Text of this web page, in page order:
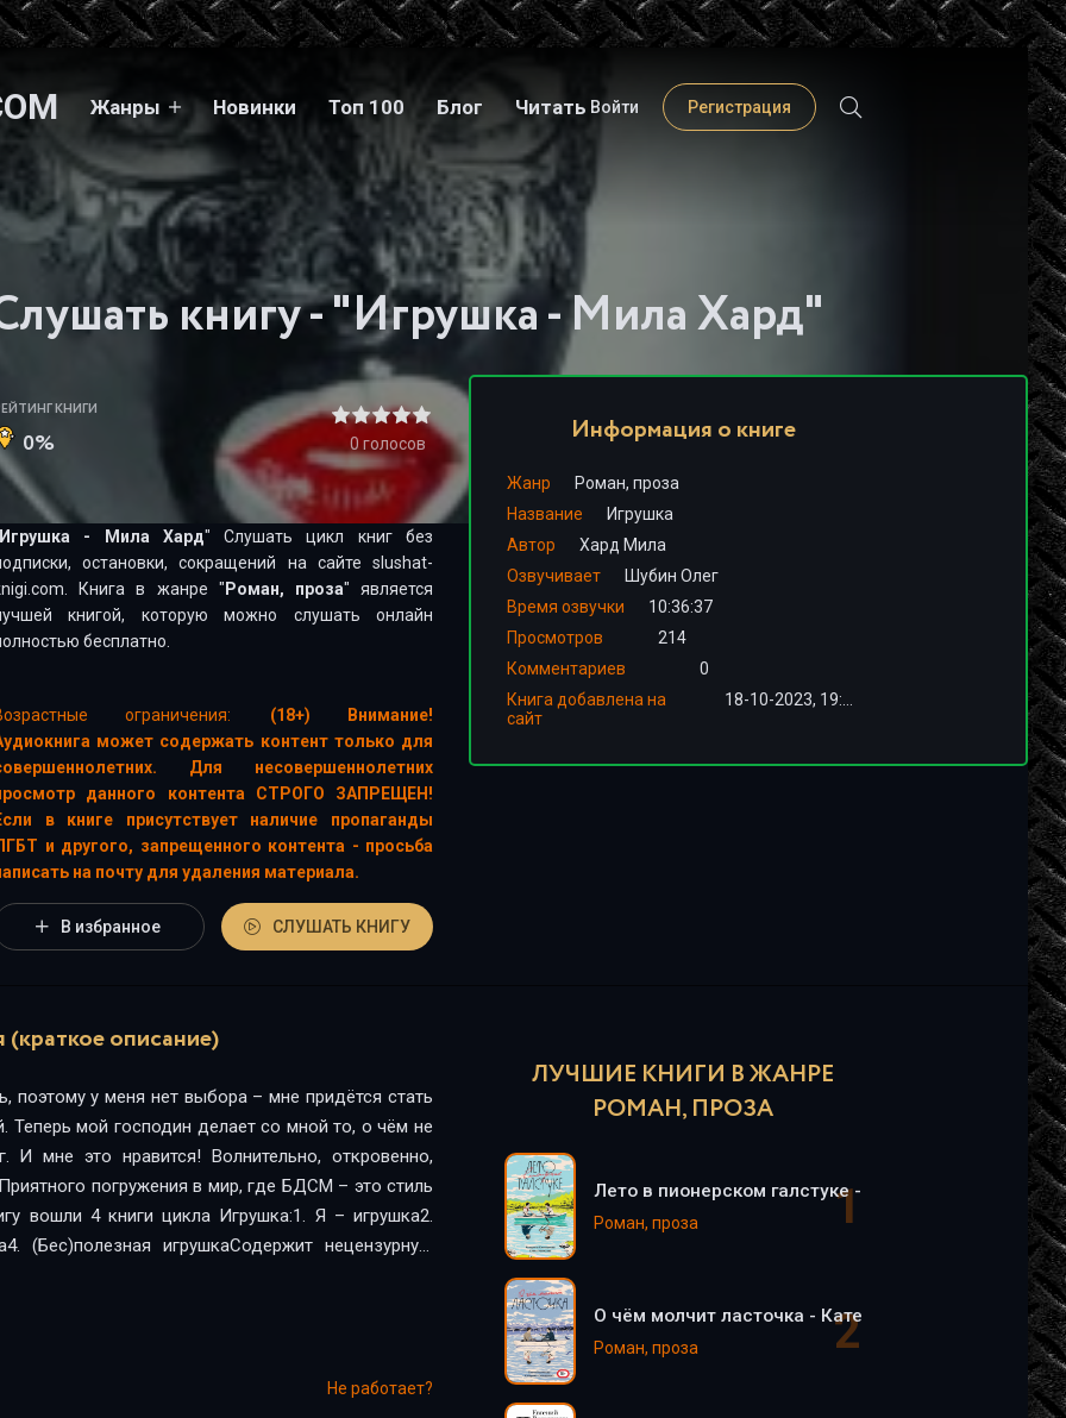
Жанры Новинки Топ 100 Блог Читать Войти Регистрация
книгу - "Игрушка - Мила Хард"
КНИГИ
0% 0 голосов
Игрушка - Мила Хард" Слушать цикл книг без
остановки, сокращений на сайте slushat-
Книга в жанре " Роман, проза" является
книгой, которую можно слушать онлайн
бесплатно.
ограничения:
(18+) Внимание!
может содержать контент только для
Для несовершеннолетних
данного контента СТРОГО ЗАПРЕЩЕН!
в книге присутствует наличие пропаганды
и другого, запрещенного контента - просьба
на почту для удаления материала.
В избранное СЛУШАТЬ КНИГУ
Информация о книге
Жанр
Роман, проза
Название
Игрушка
Автор
Хард Мила
Озвучивает
Шубин Олег
Время озвучки
10:36:37
Просмотров
214
Комментариев
0
Книга добавлена на
сайт
описание)
поэтому у меня нет выбора – мне придётся стать
Теперь мой господин делает со мной то, о чём не
И мне это нравится! Волнительно, откровенно,
погружения в мир, где БДСМ – это стиль
вошли 4 книги цикла Игрушка:1. Я – игрушка2.
(Бес)полезная игрушкаСодержит нецензурную
Не работает?
ЛУЧШИЕ КНИГИ В ЖАНРЕ
РОМАН, ПРОЗА
Лето в пионерском галстуке - Катерина Сильванова
Роман, проза
О чём молчит ласточка - Катерина Сильванова,
Роман, проза